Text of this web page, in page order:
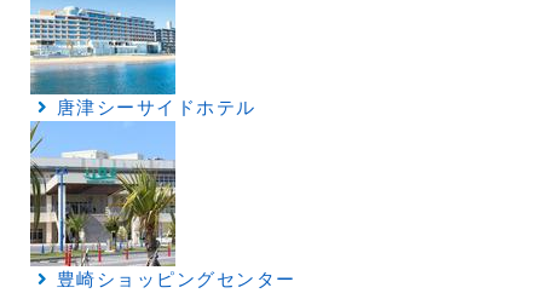
唐津シーサイドホテル
豊崎ショッピングセンター